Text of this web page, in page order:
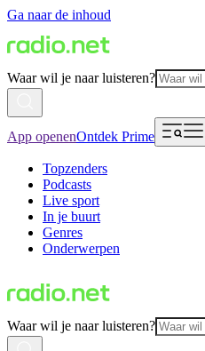
Ga naar de inhoud
Waar wil je naar luisteren?
App openenOntdek Prime
Topzenders
Podcasts
Live sport
In je buurt
Genres
Onderwerpen
Waar wil je naar luisteren?